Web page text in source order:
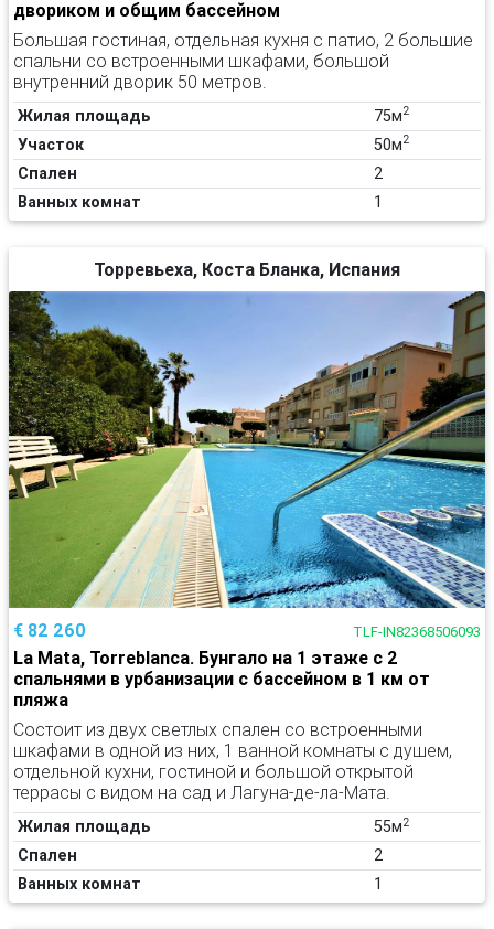
двориком и общим бассейном
Большая гостиная, отдельная кухня с патио, 2 большие
спальни со встроенными шкафами, большой
внутренний дворик 50 метров.
Жилая площадь 75м2
Участок 50м2
Спален
2
Ванных комнат
1
Торревьеха, Коста Бланка, Испания
€ 82 260 TLF-IN82368506093
La Mata, Torreblanca. Бунгало на 1 этаже с 2
спальнями в урбанизации с бассейном в 1 км от
пляжа
Состоит из двух светлых спален со встроенными
шкафами в одной из них, 1 ванной комнаты с душем,
отдельной кухни, гостиной и большой открытой
террасы с видом на сад и Лагуна-де-ла-Мата.
Жилая площадь 55м2
Спален
2
Ванных комнат
1